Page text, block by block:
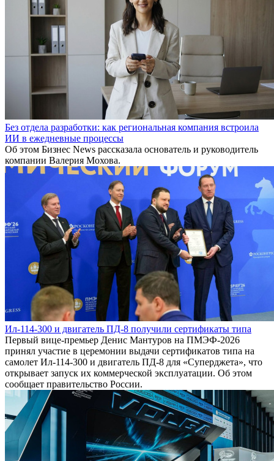
Без отдела разработки: как региональная компания встроила
ИИ в ежедневные процессы
Об этом Бизнес News рассказала основатель и руководитель
компании Валерия Мохова.
Ил-114-300 и двигатель ПД-8 получили сертификаты типа
Первый вице-премьер Денис Мантуров на ПМЭФ-2026
принял участие в церемонии выдачи сертификатов типа на
самолет Ил-114-300 и двигатель ПД-8 для «Суперджета», что
открывает запуск их коммерческой эксплуатации. Об этом
сообщает правительство России.